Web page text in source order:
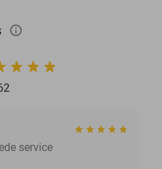
info_outlined
service